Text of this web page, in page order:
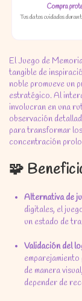
Compra
Tus datos cuidados
El Juego de
tangible de
noble promueve un
estratégico. Al
involucran en una
observación
para transformar
concentración
🧩
Alternativa de
digitales, el
un estado de
Validación del
de manera
depender de